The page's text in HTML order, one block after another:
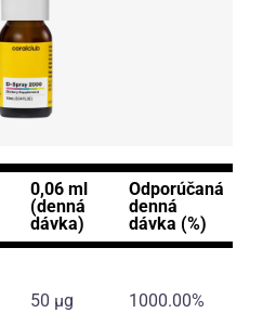
0,06 ml
(denná
dávka)
Odporúčaná
denná
dávka (%)
50 µg 1000.00%